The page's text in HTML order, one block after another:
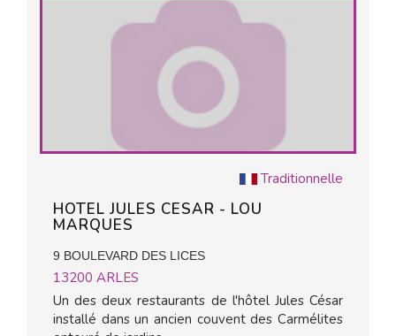
Traditionnelle
HOTEL JULES CESAR - LOU
MARQUES
9 BOULEVARD DES LICES
13200 ARLES
Un des deux restaurants de l'hôtel Jules César
installé dans un ancien couvent des Carmélites